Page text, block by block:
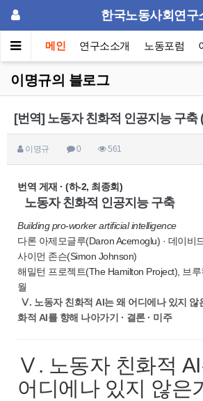
한국노동사회연구
메인 연구소소개 노동포럼
이명규의 블로그
[번역] 노동자 친화적 인공지능 구축
이명규 0 561
번역 게재 · (하-2, 최종회)
노동자 친화적 인공지능 구축
Building pro-worker artificial intelligence
다론 아제모글루(Daron Acemoglu) · 데이비
사이먼 존슨(Simon Johnson)
해밀턴 프로젝트(The Hamilton Project), 브
월
Ⅴ. 노동자 친화적 AI는 왜 어디에나 있지 않
화적 AI를 향해 나아가기 · 결론 · 미주
Ⅴ. 노동자 친화적 AI
어디에나 있지 않은